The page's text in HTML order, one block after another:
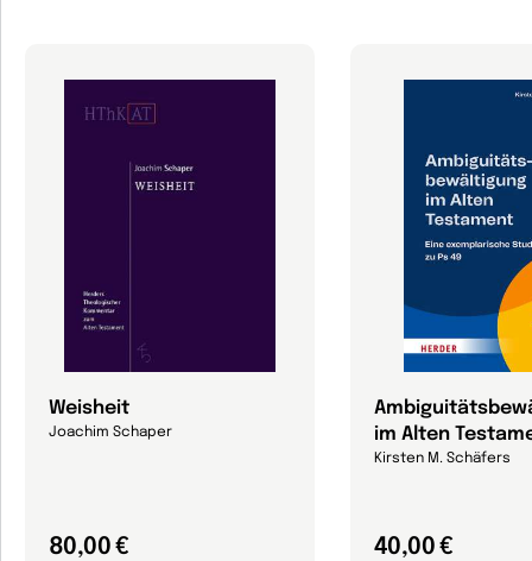
Weisheit
Joachim Schaper
80,00 €
im Alten
Kirsten M. Schäfers
40,00 €